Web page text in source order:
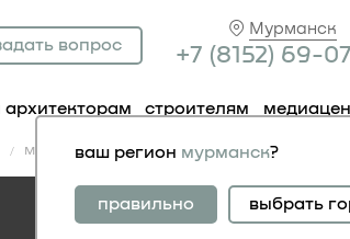
Мурманск
+7 (81 52) 69-
вопрос
строителям
ваш регион мурманск?
правильно выбрать
молдинг 6.51.322
гибкий